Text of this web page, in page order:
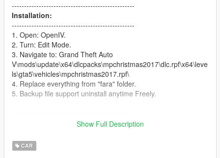
--------------------------------------------------
Installation:
--------------------------------------------------
1. Open: OpenIV.
2. Turn: Edit Mode.
3. Navigate to: Grand Theft Auto
V\mods\update\x64\dlcpacks\mpchristmas2017\dlc.rpf\x64\leve
ls\gta5\vehicles\mpchristmas2017.rpf\
4. Replace everything from "fara" folder.
5. Backup file support uninstall anytime Freely.
//Require Simple Trainer//
Vehicle Spawining > Sports Classic > Imponte Deluxo
Show Full Description
CAR